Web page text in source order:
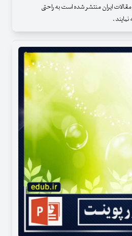
ایران منتشر شده است به راحتی
.